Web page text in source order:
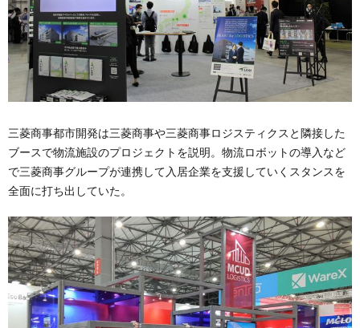
三菱商事都市開発は三菱商事や三菱商事ロジスティクスと隣接した
ブースで物流施設のプロジェクトを説明。物流ロボットの導入など
で三菱商事グループが連携して入居企業を支援していくスタンスを
全面に打ち出していた。